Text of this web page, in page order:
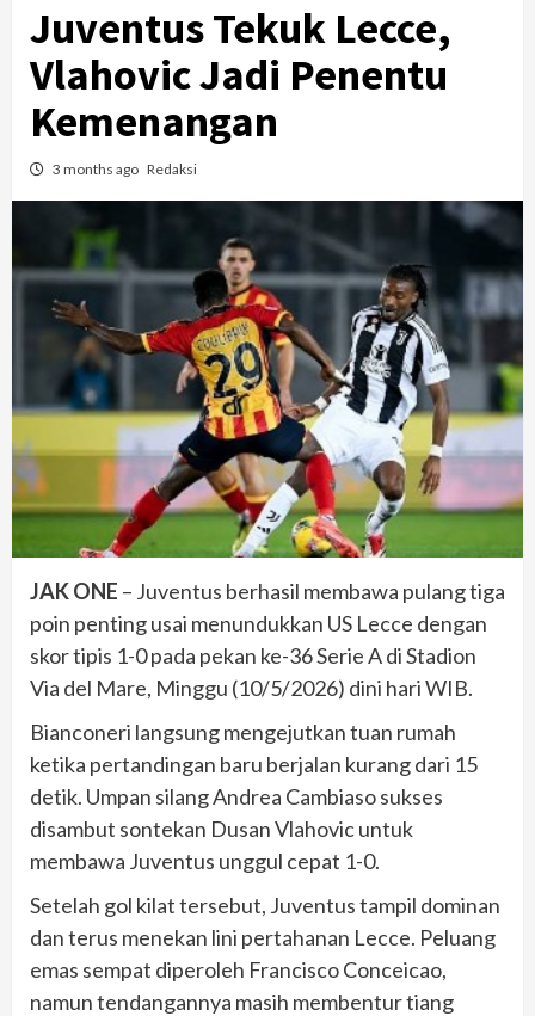
Juventus Tekuk Lecce,
Vlahovic Jadi Penentu
Kemenangan
3 months ago Redaksi
JAK ONE – Juventus berhasil membawa pulang tiga
poin penting usai menundukkan US Lecce dengan
skor tipis 1-0 pada pekan ke-36 Serie A di Stadion
Via del Mare, Minggu (10/5/2026) dini hari WIB.
Bianconeri langsung mengejutkan tuan rumah
ketika pertandingan baru berjalan kurang dari 15
detik. Umpan silang Andrea Cambiaso sukses
disambut sontekan Dusan Vlahovic untuk
membawa Juventus unggul cepat 1-0.
Setelah gol kilat tersebut, Juventus tampil dominan
dan terus menekan lini pertahanan Lecce. Peluang
emas sempat diperoleh Francisco Conceicao,
namun tendangannya masih membentur tiang